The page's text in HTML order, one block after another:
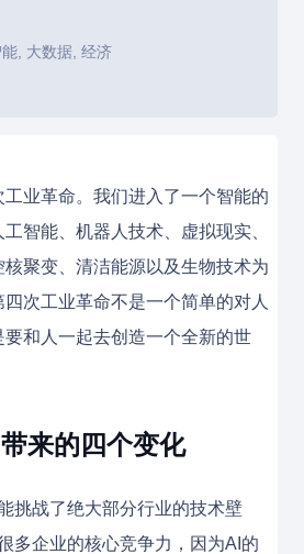
, 大数据, 经济
业革命。我们进入了一个智能的
智能、机器人技术、虚拟现实、
聚变、清洁能源以及生物技术为
次工业革命不是一个简单的对人
和人一起去创造一个全新的世
来的四个变化
挑战了绝大部分行业的技术壁
多企业的核心竞争力，因为AI的